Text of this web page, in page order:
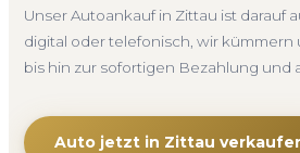
Unser Autoankauf in Zittau ist
digital oder telefonisch, wir
bis hin zur sofortigen Bezahlung und
Auto jetzt in Zittau